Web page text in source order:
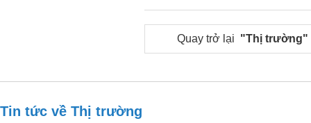
Quay trở lại "Thị trường"
Tin tức về Thị trường